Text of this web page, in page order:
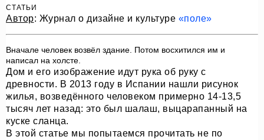
СТАТЬИ
Автор: Журнал о дизайне и культуре «поле»
Вначале человек возвёл здание. Потом восхитился им и
написал на холсте.
Дом и его изображение идут рука об руку с
древности. В 2013 году в Испании нашли рисунок
жилья, возведённого человеком примерно 14-13,5
тысяч лет назад: это был шалаш, выцарапанный на
куске сланца.
В этой статье мы попытаемся прочитать не по